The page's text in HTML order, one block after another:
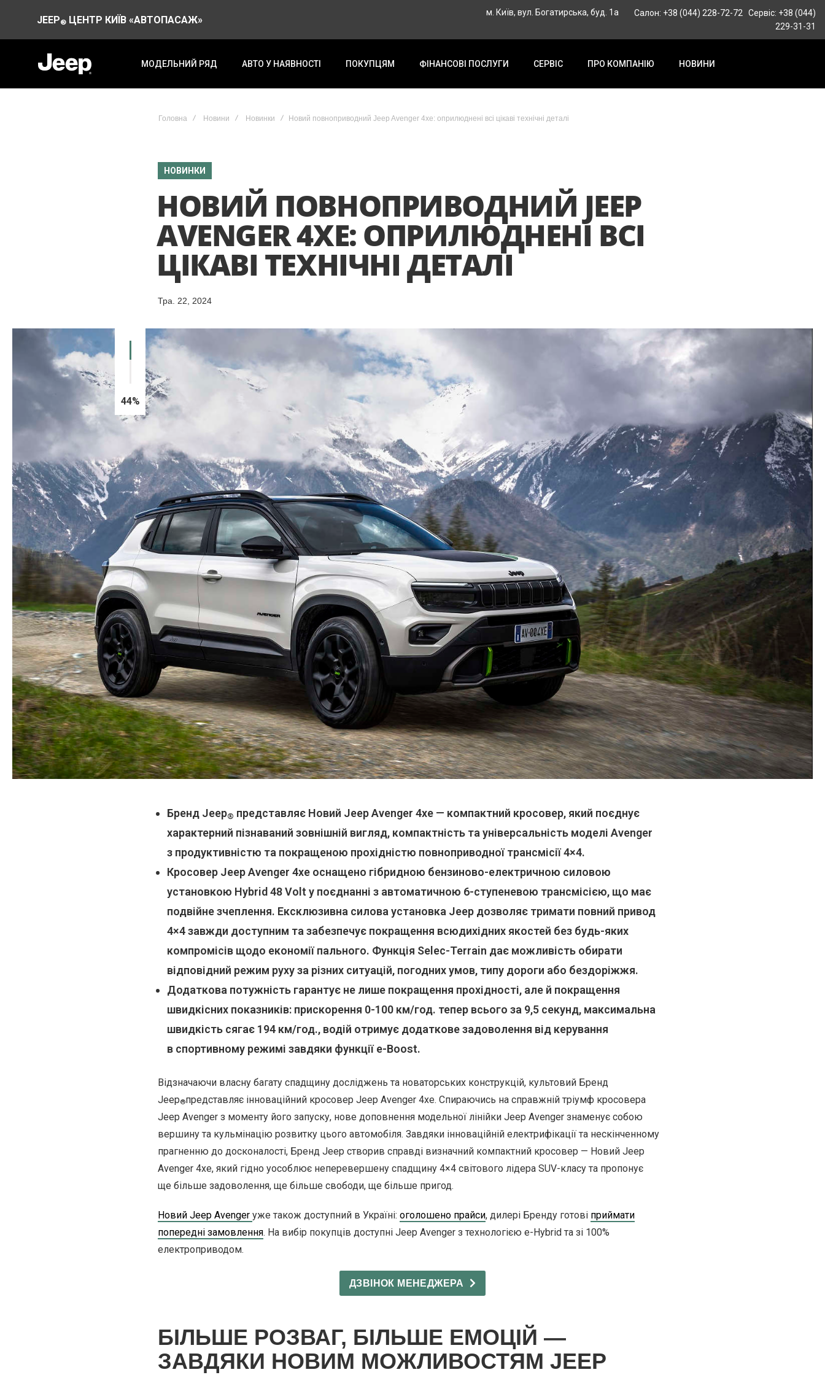
JEEP® ЦЕНТР КИЇВ «АВТОПАСАЖ»
м. Київ, вул. Богатирська, буд. 1а Салон: +38 (044) 228-72-72
Сервіс: +38 (044)
229-31-31
МОДЕЛЬНИЙ РЯД АВТО У НАЯВНОСТІ ПОКУПЦЯМ ФІНАНСОВІ ПОСЛУГИ СЕРВІС ПРО КОМПАНІЮ НОВИНИ
Головна Новини Новинки Новий повноприводний Jeep Avenger 4xe: оприлюднені всі цікаві технічні деталі
НОВИНКИ
НОВИЙ ПОВНОПРИВОДНИЙ JEEP
AVENGER 4XE: ОПРИЛЮДНЕНІ ВСІ
ЦІКАВІ ТЕХНІЧНІ ДЕТАЛІ
Тра. 22, 2024
44%
Бренд Jeep® представляє Новий Jeep Avenger 4xe — компактний кросовер, який поєднує
характерний пізнаваний зовнішній вигляд, компактність та універсальність моделі Avenger
з продуктивністю та покращеною прохідністю повноприводної трансмісії 4×4.
Кросовер Jeep Avenger 4xe оснащено гібридною бензиново-електричною силовою
установкою Hybrid 48 Volt у поєднанні з автоматичною 6-ступеневою трансмісією, що має
подвійне зчеплення. Ексклюзивна силова установка Jeep дозволяє тримати повний привод
4×4 завжди доступним та забезпечує покращення всюдихідних якостей без будь-яких
компромісів щодо економії пального. Функція Selec-Terrain дає можливість обирати
відповідний режим руху за різних ситуацій, погодних умов, типу дороги або бездоріжжя.
Додаткова потужність гарантує не лише покращення прохідності, але й покращення
швидкісних показників: прискорення 0-100 км/год. тепер всього за 9,5 секунд, максимальна
швидкість сягає 194 км/год., водій отримує додаткове задоволення від керування
в спортивному режимі завдяки функції e-Boost.
Відзначаючи власну багату спадщину досліджень та новаторських конструкцій, культовий Бренд
Jeep®представляє інноваційний кросовер Jeep Avenger 4xe. Спираючись на справжній тріумф кросовера
Jeep Avenger з моменту його запуску, нове доповнення модельної лінійки Jeep Avenger знаменує собою
вершину та кульмінацію розвитку цього автомобіля. Завдяки інноваційній електрифікації та нескінченному
прагненню до досконалості, Бренд Jeep створив справді визначний компактний кросовер — Новий Jeep
Avenger 4xe, який гідно уособлює неперевершену спадщину 4×4 світового лідера SUV-класу та пропонує
ще більше задоволення, ще більше свободи, ще більше пригод.
Новий Jeep Avenger уже також доступний в Україні: оголошено прайси, дилері Бренду готові приймати
попередні замовлення. На вибір покупців доступні Jeep Avenger з технологією e-Hybrid та зі 100%
електроприводом.
ДЗВІНОК МЕНЕДЖЕРА
БІЛЬШЕ РОЗВАГ, БІЛЬШЕ ЕМОЦІЙ —
ЗАВДЯКИ НОВИМ МОЖЛИВОСТЯМ JEEP